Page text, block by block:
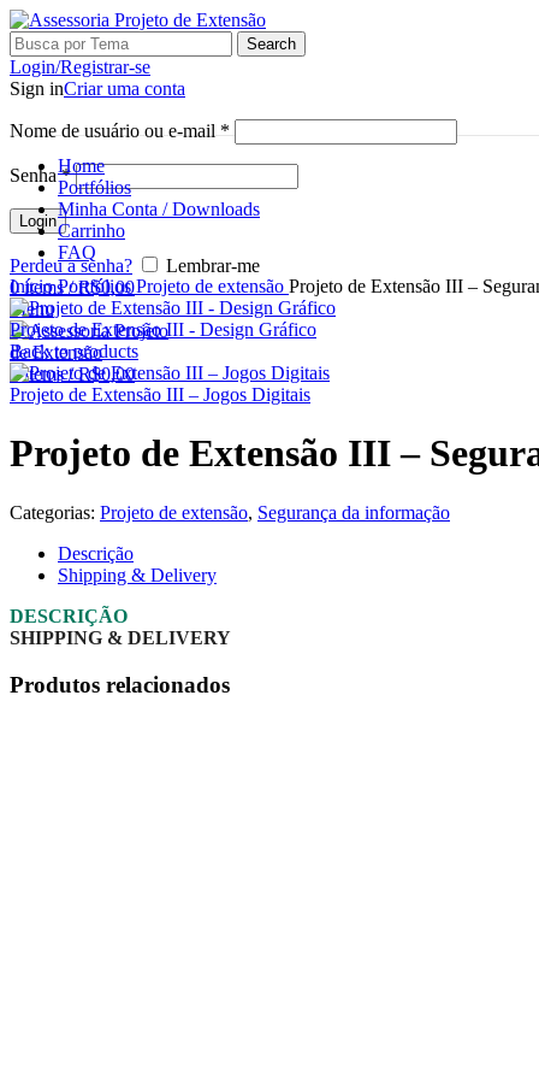
Search
Login/Registrar-se
Sign inCriar uma conta
Nome de usuário ou e-mail*
Senha*
Login
Perdeu a senha?
Lembrar-me
0items / R$0,00
Menu
0items / R$0,00
Home
Portfólios
Minha Conta / Downloads
Carrinho
FAQ
InícioPortfóliosProjeto de extensão Projeto de Extensão III –
Projeto de Extensão III - Design Gráfico
Back to products
Projeto de Extensão III – Jogos Digitais
Projeto de Extensão III –
Categorias: Projeto de extensão, Segurança da informação
Descrição
Shipping & Delivery
DESCRIÇÃO
SHIPPING & DELIVERY
Produtos relacionados